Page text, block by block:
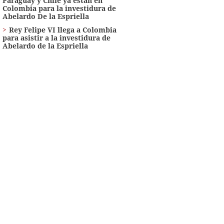
Colombia para la investidura de
Abelardo De la Espriella
Rey Felipe VI llega a Colombia
para asistir a la investidura de
Abelardo de la Espriella